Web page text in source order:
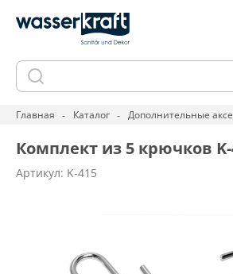
Главная Каталог Дополнительные
Комплект из 5 крючков K-
Артикул: K-415